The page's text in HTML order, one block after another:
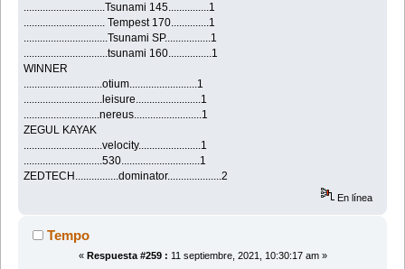
..............................Tsunami 145...............1
.............................. Tempest 170..............1
...............................Tsunami SP.................1
...............................tsunami 160................1
WINNER
.............................otium.........................1
.............................leisure........................1
............................nereus.........................1
ZEGUL KAYAK
.............................velocity.......................1
.............................530.............................1
ZEDTECH................dominator....................2
En línea
Tempo
« Respuesta #259 : 11 septiembre, 2021, 10:30:17 am »